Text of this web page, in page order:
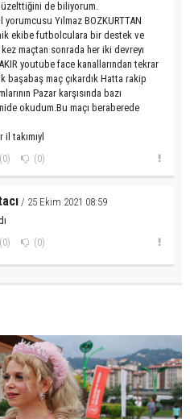
de biliyorum.
Yılmaz BOZKURTTAN
ekibe futbolculara bir destek ve
kez maçtan sonrada her iki devreyı
youtube face kanallarından tekrar
başabaş maç çıkardık Hatta rakip
Pazar karşısında bazı
okudum.Bu maçı beraberede
takımıyl
(0) (0)
/ 25 Ekim 2021 08:59
(0) (0)